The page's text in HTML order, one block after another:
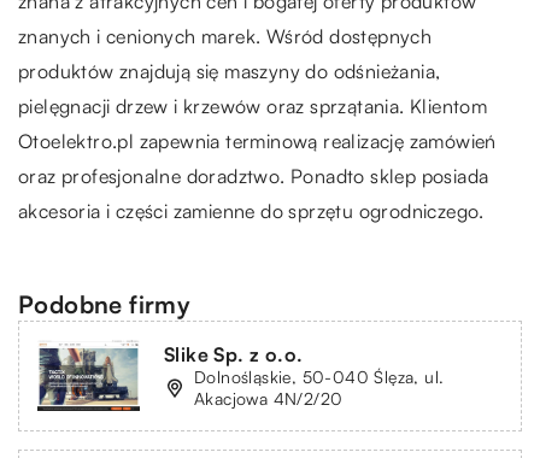
znanych i cenionych marek. Wśród dostępnych
produktów znajdują się maszyny do odśnieżania,
pielęgnacji drzew i krzewów oraz sprzątania. Klientom
Otoelektro.pl zapewnia terminową realizację zamówień
oraz profesjonalne doradztwo. Ponadto sklep posiada
akcesoria i części zamienne do sprzętu ogrodniczego.
Podobne firmy
Slike Sp. z o.o.
Dolnośląskie, 50-040 Ślęza, ul.
Akacjowa 4N/2/20